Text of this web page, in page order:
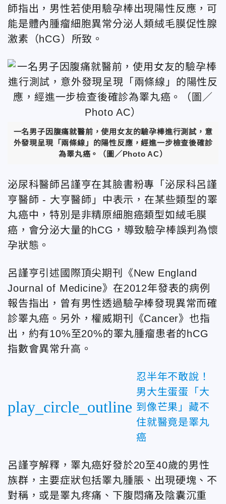
師指出，男性若使用驗孕棒出現陽性反應，可
能是體內腫瘤細胞異常分泌人類絨毛膜促性腺
激素（hCG）所致。
一名男子因腹痛就醫前，使用女友的驗孕棒進行測試，意
外發現呈現「兩條線」的陽性反應，經進一步檢查後確診
為睪丸癌。（圖／Photo AC）
泌尿科醫師呂謹亨在其臉書粉專「泌尿科呂謹
亨醫師 - 大亨醫師」中表示，在某些類型的睪
丸癌中，特別是非精原細胞癌類型如絨毛膜
癌，會分泌大量的hCG，導致驗孕棒誤判為懷
孕狀態。
呂謹亨引述國際頂尖期刊《New England
Journal of Medicine》在2012年發表的病例
報告指出，曾有男性透過驗孕棒發現異常而確
診睪丸癌。另外，權威期刊《Cancer》也指
出，約有10%至20%的睪丸腫瘤患者的hCG
指數會異常升高。
play_circle_outline
忍半年不敢說！
男大生蛋蛋「大
到像芒果」藏不
住就醫竟是睪丸
癌
呂謹亨解釋，睪丸癌好發於20至40歲的男性
族群，主要症狀包括睪丸腫脹、出現硬塊、不
對稱，或是睪丸疼痛、下腹悶痛及陰囊沉重